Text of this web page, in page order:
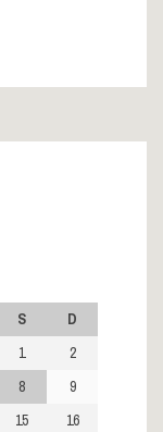
S
D
1
2
8
9
15
16